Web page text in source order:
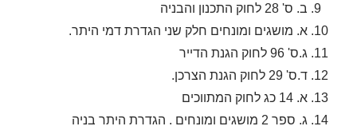
ב. ס' 28 לחוק התכנון והבניה
א. מושגים ומונחים חלק שני הגדרת דמי היתר.
ג.ס' 96 לחוק הגנת הדייר
ד.ס' 29 לחוק הגנת הצרכן.
א. 14 כג לחוק המתווכים
ג. ספר 2 מושגים ומונחים . הגדרת היתר בניה